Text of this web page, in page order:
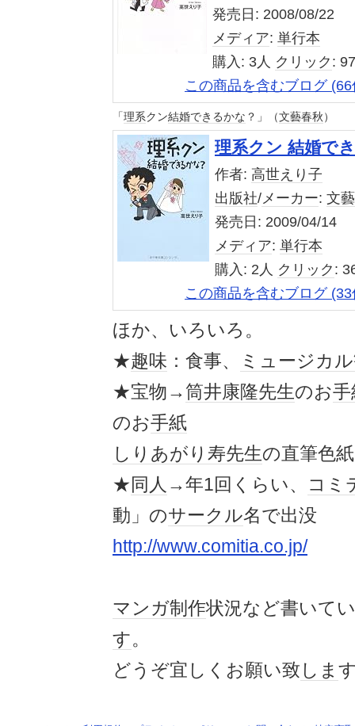
発売日: 2008/08/22
メディア: 単行本
購入: 3人 クリック:
この商品を含むブログ
「理系クン結婚できるかな ？」（文藝春秋）
理系クン 結婚で
作者: 高世えり子
出版社/メーカー: 文
発売日: 2009/04/14
メディア: 単行本
購入: 2人 クリック:
この商品を含むブログ
ほか、いろいろ。
★趣味 ：食事、 ミュージカル
★宝物→筒井康隆先生のお手
のお手紙
しりあがり寿先生の直筆色紙
★同人 →年1回くらい、
コミ
動」のサークル名で出没
http://www.comitia.co.jp/
マンガ制作状況など書いて
す。
どうぞ宜しくお願い致 しま